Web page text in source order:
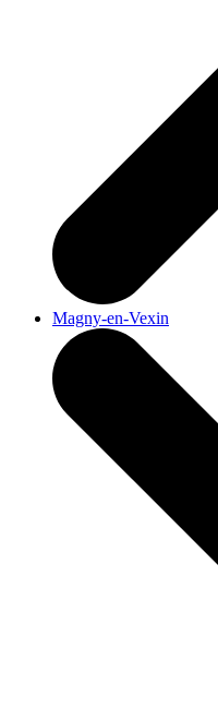
Magny-en-Vexin